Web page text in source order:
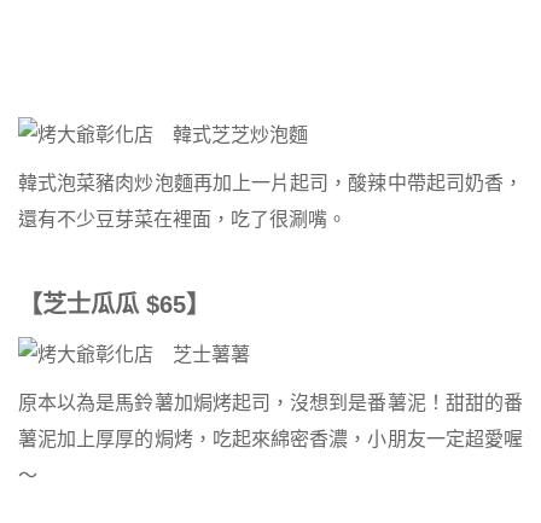
韓式泡菜豬肉炒泡麵再加上一片起司，酸辣中帶起司奶香，
還有不少豆芽菜在裡面，吃了很涮嘴。
【芝士瓜瓜 $65】
原本以為是馬鈴薯加焗烤起司，沒想到是番薯泥！甜甜的番
薯泥加上厚厚的焗烤，吃起來綿密香濃，小朋友一定超愛喔
～